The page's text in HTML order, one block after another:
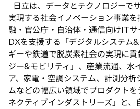
日立は、データとテクノロジーで
実現する社会イノベーション事業
融・官公庁・自治体・通信向けIT
DXを支援する「デジタルシステム
ギーや鉄道で脱炭素社会の実現に
ジー&モビリティ」、産業流通、水
ア、家電・空調システム、計測分
ムなどの幅広い領域でプロダクト
ネクティブインダストリーズ」と